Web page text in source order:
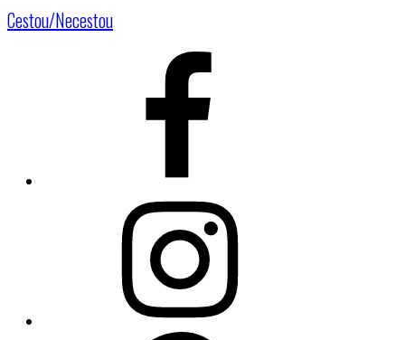
Cestou/Necestou